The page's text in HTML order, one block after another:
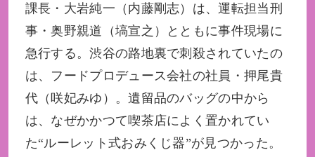
課長・大岩純一（内藤剛志）は、運転担当刑
事・奥野親道（塙宣之）とともに事件現場に
急行する。渋谷の路地裏で刺殺されていたの
は、フードプロデュース会社の社員・押尾貴
代（咲妃みゆ）。遺留品のバッグの中から
は、なぜかかつて喫茶店によく置かれてい
た“ルーレット式おみくじ器”が見つかった。